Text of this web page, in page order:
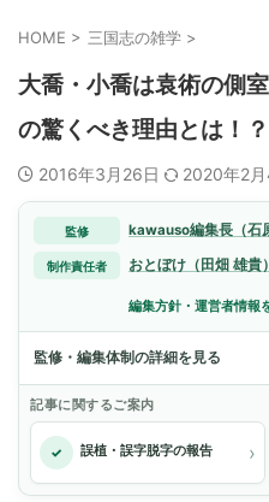
HOME > 三国志の雑学 >
大喬・小喬は袁術の側
の驚くべき理由とは！？
2016年3月26日 2020年2月
監修 kawauso編集長（石
制作責任者 おとぼけ（田畑 雄貴）
編集方針・運営者情報
監修・編集体制の詳細を見る
記事に関するご案内
✓ 誤植・誤字脱字の報告 ›